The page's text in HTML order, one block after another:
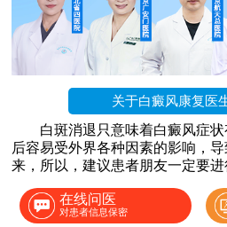
关于白癜风康复医
白斑消退只意味着白癜风症
后容易受外界各种因素的影响，
来，所以，建议患者朋友一定要进
在线问医
对患者信息保密